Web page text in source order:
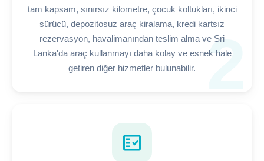
2
tam kapsam, sınırsız kilometre, çocuk koltukları, ikinci
sürücü, depozitosuz araç kiralama, kredi kartsız
rezervasyon, havalimanından teslim alma ve Sri
Lanka'da araç kullanmayı daha kolay ve esnek hale
getiren diğer hizmetler bulunabilir.
fact_check